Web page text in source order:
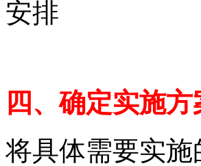
安排
四、确定实施方
将具体需要实